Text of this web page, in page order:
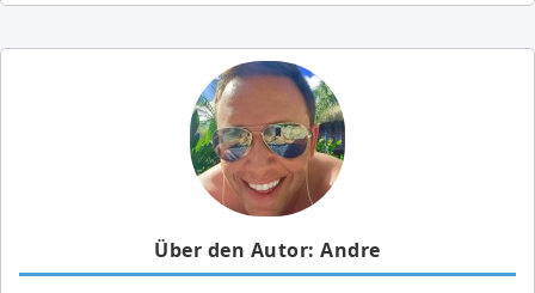
Über den Autor: Andre